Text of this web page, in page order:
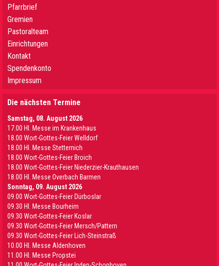
Pfarrbrief
Gremien
Pastoralteam
Einrichtungen
Kontakt
Spendenkonto
Impressum
Die nächsten Termine
Samstag, 08. August 2026
17.00 Hl. Messe im Krankenhaus
18.00 Wort-Gottes-Feier Welldorf
18.00 Hl. Messe Stetternich
18.00 Wort-Gottes-Feier Broich
18.00 Wort-Gottes-Feier Niederzier-Krauthausen
18.00 Hl. Messe Overbach Barmen
Sonntag, 09. August 2026
09.00 Wort-Gottes-Feier Dürboslar
09.30 HI. Messe Bourheim
09.30 Wort-Gottes-Feier Koslar
09.30 Wort-Gottes-Feier Mersch/Pattern
09.30 Wort-Gottes-Feier Lich-Steinstraß
10.00 Hl. Messe Aldenhoven
11.00 Hl. Messe Propstei